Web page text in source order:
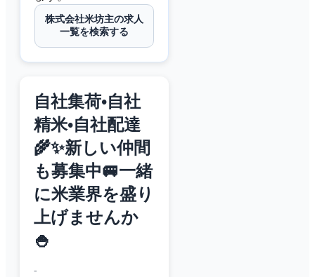
株式会社米坊主の求人
一覧を検索する
自社集荷•自社
精米•自社配達
🌾✨新しい仲間
も募集中🚐一緒
に米業界を盛り
上げませんか
🍚
-